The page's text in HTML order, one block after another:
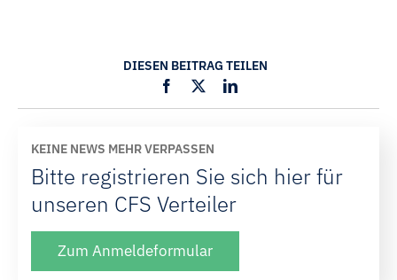
DIESEN BEITRAG TEILEN
KEINE NEWS MEHR VERPASSEN
Bitte registrieren Sie sich hier für
unseren CFS Verteiler
Zum Anmeldeformular